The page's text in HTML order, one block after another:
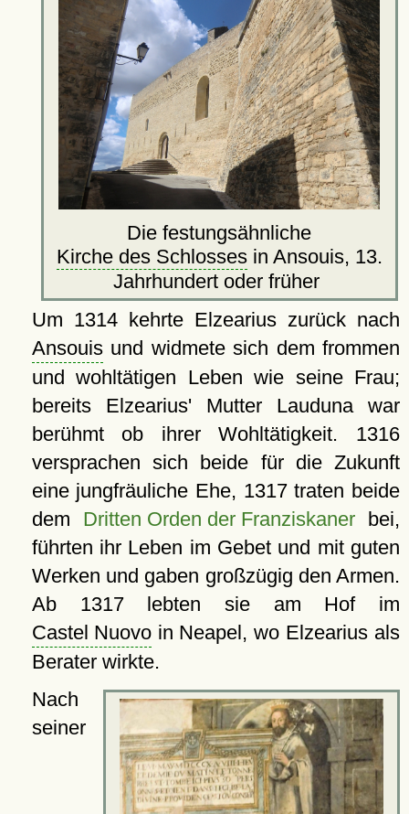
Die festungsähnliche
Kirche des Schlossesin Ansouis, 13.
Jahrhundert oder früher
Um 1314 kehrte Elzearius zurück nach
Ansouisund widmete sich dem frommen
und wohltätigen Leben wie seine Frau;
bereits Elzearius' Mutter Lauduna war
berühmt ob ihrer Wohltätigkeit. 1316
versprachen sich beide für die Zukunft
eine jungfräuliche Ehe, 1317 traten beide
dem Dritten Orden der Franziskanerbei,
führten ihr Leben im Gebet und mit guten
Werken und gaben großzügig den Armen.
Ab 1317 lebten sie am Hof im
Castel Nuovoin Neapel, wo Elzearius als
Berater wirkte.
Nach
seiner